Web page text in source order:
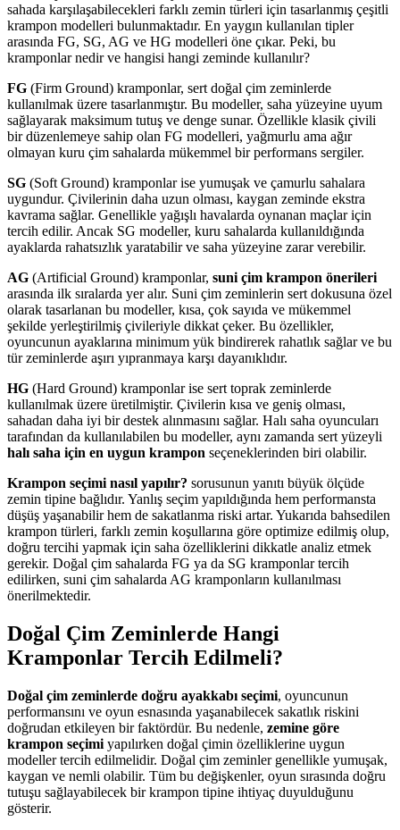
sahada karşılaşabilecekleri farklı zemin türleri için tasarlanmış çeşitli
krampon modelleri bulunmaktadır. En yaygın kullanılan tipler
arasında FG, SG, AG ve HG modelleri öne çıkar. Peki, bu
kramponlar nedir ve hangisi hangi zeminde kullanılır?
FG (Firm Ground) kramponlar, sert doğal çim zeminlerde
kullanılmak üzere tasarlanmıştır. Bu modeller, saha yüzeyine uyum
sağlayarak maksimum tutuş ve denge sunar. Özellikle klasik çivili
bir düzenlemeye sahip olan FG modelleri, yağmurlu ama ağır
olmayan kuru çim sahalarda mükemmel bir performans sergiler.
SG (Soft Ground) kramponlar ise yumuşak ve çamurlu sahalara
uygundur. Çivilerinin daha uzun olması, kaygan zeminde ekstra
kavrama sağlar. Genellikle yağışlı havalarda oynanan maçlar için
tercih edilir. Ancak SG modeller, kuru sahalarda kullanıldığında
ayaklarda rahatsızlık yaratabilir ve saha yüzeyine zarar verebilir.
AG (Artificial Ground) kramponlar, suni çim krampon önerileri
arasında ilk sıralarda yer alır. Suni çim zeminlerin sert dokusuna özel
olarak tasarlanan bu modeller, kısa, çok sayıda ve mükemmel
şekilde yerleştirilmiş çivileriyle dikkat çeker. Bu özellikler,
oyuncunun ayaklarına minimum yük bindirerek rahatlık sağlar ve bu
tür zeminlerde aşırı yıpranmaya karşı dayanıklıdır.
HG (Hard Ground) kramponlar ise sert toprak zeminlerde
kullanılmak üzere üretilmiştir. Çivilerin kısa ve geniş olması,
sahadan daha iyi bir destek alınmasını sağlar. Halı saha oyuncuları
tarafından da kullanılabilen bu modeller, aynı zamanda sert yüzeyli
halı saha için en uygun krampon seçeneklerinden biri olabilir.
Krampon seçimi nasıl yapılır? sorusunun yanıtı büyük ölçüde
zemin tipine bağlıdır. Yanlış seçim yapıldığında hem performansta
düşüş yaşanabilir hem de sakatlanma riski artar. Yukarıda bahsedilen
krampon türleri, farklı zemin koşullarına göre optimize edilmiş olup,
doğru tercihi yapmak için saha özelliklerini dikkatle analiz etmek
gerekir. Doğal çim sahalarda FG ya da SG kramponlar tercih
edilirken, suni çim sahalarda AG kramponların kullanılması
önerilmektedir.
Doğal Çim Zeminlerde Hangi
Kramponlar Tercih Edilmeli?
Doğal çim zeminlerde doğru ayakkabı seçimi, oyuncunun
performansını ve oyun esnasında yaşanabilecek sakatlık riskini
doğrudan etkileyen bir faktördür. Bu nedenle, zemine göre
krampon seçimi yapılırken doğal çimin özelliklerine uygun
modeller tercih edilmelidir. Doğal çim zeminler genellikle yumuşak,
kaygan ve nemli olabilir. Tüm bu değişkenler, oyun sırasında doğru
tutuşu sağlayabilecek bir krampon tipine ihtiyaç duyulduğunu
gösterir.